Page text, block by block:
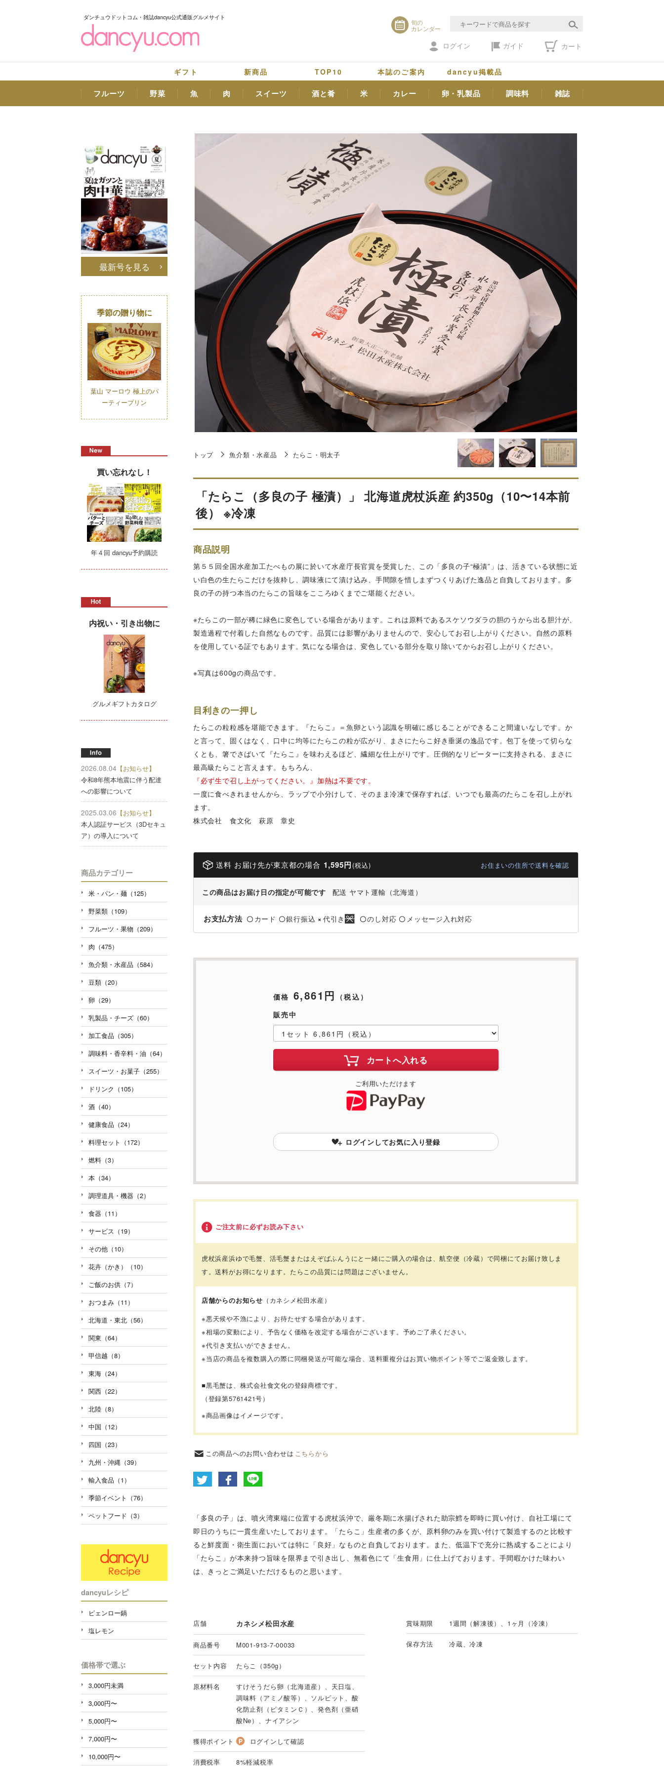
ダンチュウドットコム・雑誌dancyu公式通販グルメサイト
旬の
カレンダー
ログイン ガイド カート
ギフト 新商品 TOP10 本誌のご案内 dancyu掲載品
フルーツ 野菜 魚 肉 スイーツ 酒と肴 米 カレー 卵・乳製品 調味料 雑誌
トップ 魚介類・水産品 たらこ・明太子
「たらこ（多良の子 極漬）」 北海道虎杖浜産 約350g（10〜14本前
後） ※冷凍
商品説明
第５５回全国水産加工たべもの展に於いて水産庁長官賞を受賞した、この「多良の子“極漬”」は、活きている状態に近
い白色の生たらこだけを抜粋し、調味液にて漬け込み、手間隙を惜しまずつくりあげた逸品と自負しております。多
良の子の持つ本当のたらこの旨味をこころゆくまでご堪能ください。
※たらこの一部が稀に緑色に変色している場合があります。これは原料であるスケソウダラの胆のうから出る胆汁が、
製造過程で付着した自然なものです。品質には影響がありませんので、安心してお召し上がりください。自然の原料
を使用している証でもあります。気になる場合は、変色している部分を取り除いてからお召し上がりください。
※写真は600gの商品です。
目利きの一押し
たらこの粒粒感を堪能できます。『たらこ』＝魚卵という認識を明確に感じることができること間違いなしです。か
と言って、固くはなく、口中に均等にたらこの粒が広がり、まさにたらこ好き垂涎の逸品です。包丁を使って切らな
くとも、箸でさばいて『たらこ』を味わえるほど、繊細な仕上がりです。圧倒的なリピーターに支持される、まさに
最高級たらこと言えます。もちろん、
『必ず生で召し上がってください。』加熱は不要です。
一度に食べきれませんから、ラップで小分けして、そのまま冷凍で保存すれば、いつでも最高のたらこを召し上がれ
ます。
株式会社 食文化 萩原 章史
送料 お届け先が東京都の場合 1,595円 (税込) お住まいの住所で送料を確認
この商品はお届け日の指定が可能です 配送 ヤマト運輸（北海道）
お支払方法 〇 カード 〇銀行振込 × 代引き 〇のし対応 〇 メッセージ入れ対応
価格 6,861円
（税込）
販売中
カートへ入れる
ご利用いただけます
ログインしてお気に入り登録
ご注文前に必ずお読み下さい
虎杖浜産浜ゆで毛蟹、活毛蟹またはえぞばふんうにと一緒にご購入の場合は、航空便（冷蔵）で同梱にてお届け致しま
す。送料がお得になります。たらこの品質には問題はございません。
店舗からのお知らせ （カネシメ松田水産）
※悪天候や不漁により、お待たせする場合があります。
※相場の変動により、予告なく価格を改定する場合がございます。予めご了承ください。
※代引き支払いができません。
※当店の商品を複数購入の際に同梱発送が可能な場合、送料重複分はお買い物ポイント等でご返金致します。
■黒毛蟹は、株式会社食文化の登録商標です。
（登録第5761421号）
※商品画像はイメージです。
この商品へのお問い合わせは こちらから
「多良の子」は、噴火湾東端に位置する虎杖浜沖で、厳冬期に水揚げされた助宗鱈を即時に買い付け、自社工場にて
即日のうちに一貫生産いたしております。「たらこ」生産者の多くが、原料卵のみを買い付けて製造するのと比較す
ると鮮度面・衛生面においては特に「良好」なものと自負しております。また、低温下で充分に熟成することにより
「たらこ」が本来持つ旨味を限界まで引き出し、無着色にて「生食用」に仕上げております。手間暇かけた味わい
は、きっとご満足いただけるものと思います。
店舗 カネシメ松田水産
商品番号 M001-913-7-00033
セット内容 たらこ（350g）
原材料名
すけそうだら卵（北海道産）、天日塩、
調味料（アミノ酸等）、ソルビット、酸
化防止剤（ビタミンＣ）、発色剤（亜硝
酸Ne）、ナイアシン
獲得ポイント ログインして確認
消費税率 8%軽減税率
賞味期限 1週間（解凍後）、1ヶ月（冷凍）
保存方法 冷蔵、冷凍
最新号を見る
季節の贈り物に
葉山 マーロウ 極上のパ
ーティープリン
買い忘れなし！
年４回 dancyu予約購読
内祝い・引き出物に
グルメギフトカタログ
2026.08.04 【お知らせ】
令和8年熊本地震に伴う配達
への影響について
2025.03.06 【お知らせ】
本人認証サービス（3Dセキュ
ア）の導入について
商品カテゴリー
米・パン・麺（125）
野菜類（109）
フルーツ・果物（209）
肉（475）
魚介類・水産品（584）
豆類（20）
卵（29）
乳製品・チーズ（60）
加工食品（305）
調味料・香辛料・油（64）
スイーツ・お菓子（255）
ドリンク（105）
酒（40）
健康食品（24）
料理セット（172）
燃料（3）
本（34）
調理道具・機器（2）
食器（11）
サービス（19）
その他（10）
花卉（かき）（10）
ご飯のお供（7）
おつまみ（11）
北海道・東北（56）
関東（64）
甲信越（8）
東海（24）
関西（22）
北陸（8）
中国（12）
四国（23）
九州・沖縄（39）
輸入食品（1）
季節イベント（76）
ペットフード（3）
dancyuレシピ
ピェンロー鍋
塩レモン
価格帯で選ぶ
3,000円未満
3,000円〜
5,000円〜
7,000円〜
10,000円〜